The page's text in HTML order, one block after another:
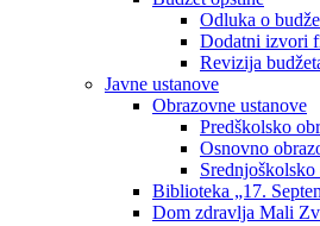
Odluka o
Dodatni izvori
Revizija
Javne ustanove
Obrazovne ustanove
Predškolsko
Osnovno
Biblioteka „17.
Dom zdravlja Mali